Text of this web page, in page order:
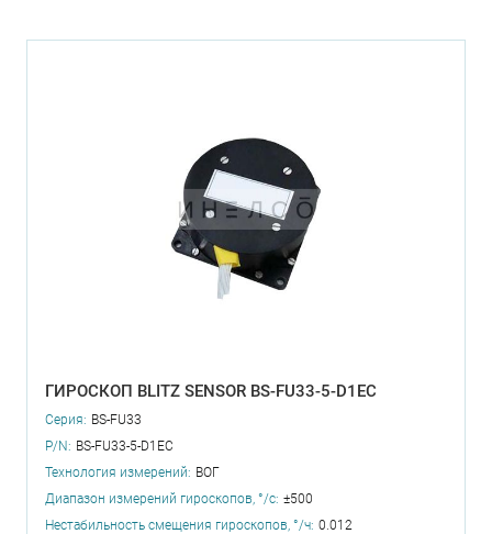
ГИРОСКОП BLITZ SENSOR BS-FU33-5-D1EC
Серия: BS-FU33
P/N: BS-FU33-5-D1EC
Технология измерений: ВОГ
Диапазон измерений гироскопов, °/с: ±500
Нестабильность смещения гироскопов, °/ч: 0.012